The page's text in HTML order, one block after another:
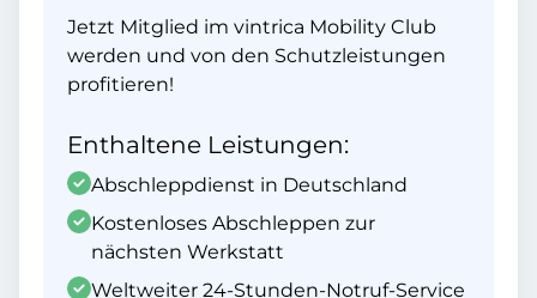
Jetzt Mitglied im vintrica Mobility Club
werden und von den Schutzleistungen
profitieren!
Enthaltene Leistungen:
Abschleppdienst in Deutschland
Kostenloses Abschleppen zur
nächsten Werkstatt
Weltweiter 24-Stunden-Notruf-Service